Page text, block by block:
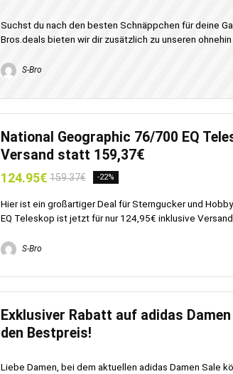
Suchst du nach den besten Schnäppchen für deine
Bros.deals bieten wir dir zusätzlich zu unseren ohnehin
S-Bro
National Geographic 76/700 EQ
Versand statt 159,37€
124.95€ 159.37€ -22%
Hier ist ein großartiger Deal für Sterngucker und
EQ Teleskop ist jetzt für nur 124,95€ inklusive Versand
S-Bro
Exklusiver Rabatt auf adidas
den Bestpreis!
Liebe Damen, bei dem aktuellen adidas Damen Sale